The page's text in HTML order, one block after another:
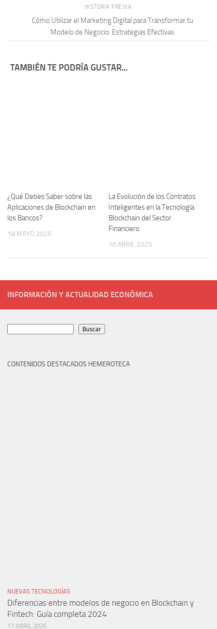
HISTORIA PREVIA
Cómo Utilizar el Marketing Digital para Transformar tu
Modelo de Negocio: Estrategias Efectivas
TAMBIÉN TE PODRÍA GUSTAR...
¿Qué Debes Saber sobre las
Aplicaciones de Blockchain en
los Bancos?
18 MAYO 2025
La Evolución de los Contratos
Inteligentes en la Tecnología
Blockchain del Sector
Financiero
10 ABRIL 2025
INFORMACIÓN Y ACTUALIDAD ECONÓMICA
Buscar
CONTENIDOS DESTACADOS HEMEROTECA
NUEVAS TECNOLOGÍAS
Diferencias entre modelos de negocio en Blockchain y
Fintech: Guía completa 2024
17 ABRIL 2026